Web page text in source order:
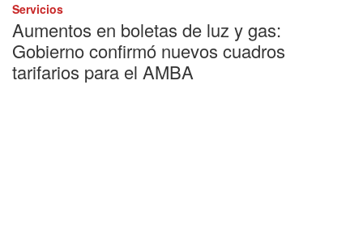
Servicios
Aumentos en boletas de luz y gas:
Gobierno confirmó nuevos cuadros
tarifarios para el AMBA